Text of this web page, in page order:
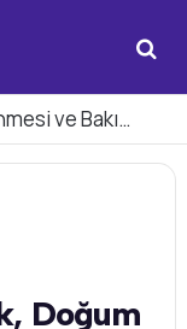
Çin Hamsterı Özellikleri, Beslenmesi ve Bakımı
Doğum